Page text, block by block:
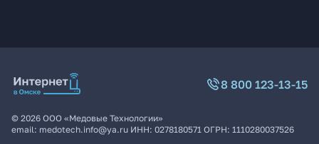
8 800 123-13-15
© 2026 ООО «Медовые Технологии»
email: medotech.info@ya.ru ИНН: 0278180571 ОГРН: 1110280037526